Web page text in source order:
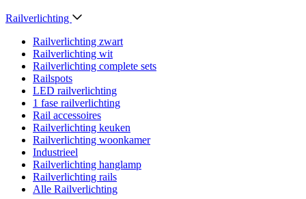
Railverlichting
Railverlichting zwart
Railverlichting wit
Railverlichting complete sets
Railspots
LED railverlichting
1 fase railverlichting
Rail accessoires
Railverlichting keuken
Railverlichting woonkamer
Industrieel
Railverlichting hanglamp
Railverlichting rails
Alle Railverlichting